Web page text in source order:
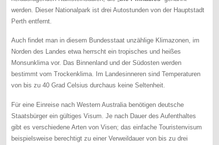
werden. Dieser Nationalpark ist drei Autostunden von der Hauptstadt
Perth entfernt.
Auch findet man in diesem Bundesstaat unzählige Klimazonen, im
Norden des Landes etwa herrscht ein tropisches und heißes
Monsunklima vor. Das Binnenland und der Südosten werden
bestimmt vom Trockenklima. Im Landesinneren sind Temperaturen
von bis zu 40 Grad Celsius durchaus keine Seltenheit.
Für eine Einreise nach Western Australia benötigen deutsche
Staatsbürger ein gültiges Visum. Je nach Dauer des Aufenthaltes
gibt es verschiedene Arten von Visen; das einfache Touristenvisum
beispielsweise berechtigt zu einer Verweildauer von bis zu drei